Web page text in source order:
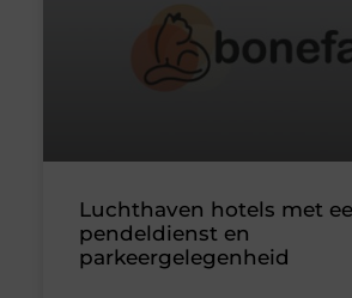
Luchthaven hotels met
pendeldienst en
parkeergelegenheid